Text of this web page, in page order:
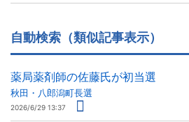
自動検索（類似記事表示）
薬局薬剤師の佐藤氏が初当選
秋田・八郎潟町長選
2026/6/29 13:37